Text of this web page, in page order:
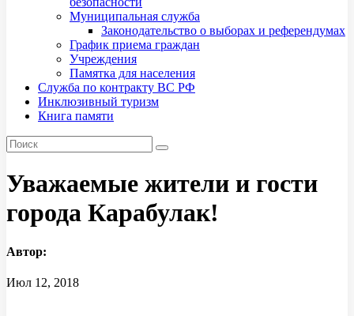
Муниципальная служба
Законодательство о выборах и референдумах
График приема граждан
Учреждения
Памятка для населения
Служба по контракту ВС РФ
Инклюзивный туризм
Книга памяти
Уважаемые жители и гости
города Карабулак!
Автор:
Июл 12, 2018